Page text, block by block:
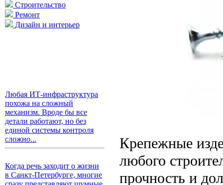
Строительство
Ремонт
Дизайн и интерьер
Любая ИТ-инфраструктура
похожа на сложный
механизм. Вроде бы все
детали работают, но без
единой системы контроля
сложно...
Когда речь заходит о жизни
в Санкт-Петербурге, многие
Крепежные
любого
прочность и